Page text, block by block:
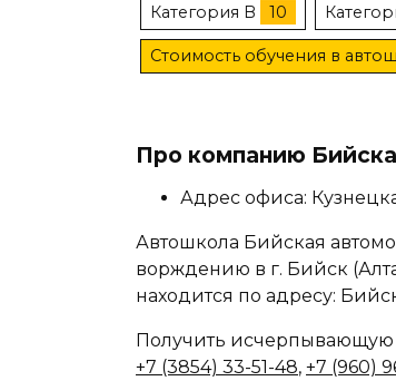
Категория B 10
Стоимость обучения в
Про компанию
Адрес офиса:
Автошкола Бийская
ворждению в г. Бийск
находится по адресу:
Получить
+7 (3854) 33-51-48, +7 (960)